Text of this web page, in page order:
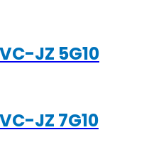
JZ 5G10
JZ 7G10